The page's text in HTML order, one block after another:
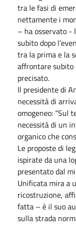
tra le fasi di
nettamente i
– ha osservato -
subito dopo
tra la prima e la
affrontare subito
precisato.
Il presidente di
necessità di
omogeneo: “Sul
necessità di un
organico che
Le proposte di
ispirate da una
presentato dal
Unificata mira a
ricostruzione,
fatta – è il suo
sulla strada